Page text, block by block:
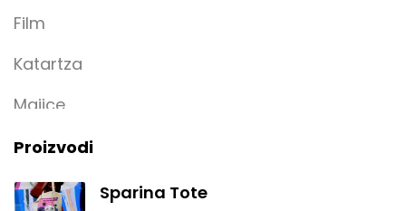
Film
Katartza
Majice
Muzika
PM_kolekcija
Proizvodi
Sparina Tote